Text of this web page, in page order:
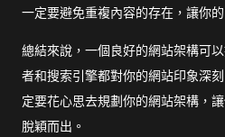
一定要避免重複內容的存在，讓你
總結來說，一個良好的網站架構可
者和搜索引擎都對你的網站印象深
定要花心思去規劃你的網站架構，
脫穎而出。